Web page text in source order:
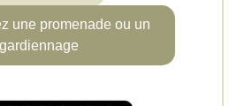
une promenade ou un
gardiennage